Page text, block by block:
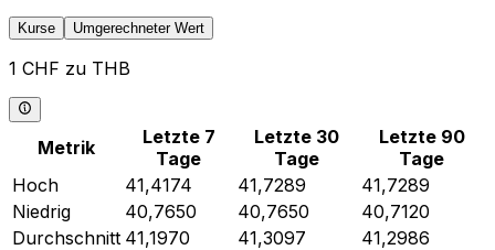
Kurse Umgerechneter Wert
1 CHF zu THB
Metrik
Letzte 7
Tage
Letzte 30
Tage
Letzte 90
Tage
Hoch
41,4174 41,7289
41,7289
Niedrig
40,7650 40,7650
40,7120
Durchschnitt 41,1970 41,3097
41,2986